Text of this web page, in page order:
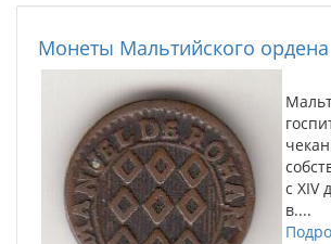
Монеты Мальтийского ордена
с XIV
в....